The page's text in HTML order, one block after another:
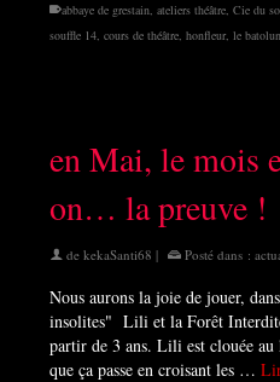
abbaye de grestain, ateliers théâtre, Cie du
souffle 14, cours de théâtre, honfleur, le
en Mai, le mois
on… la preuve !
de kekaSanti68 | Posté dans :
Nous aurons la joie de jouer,
insolites" Lili et la Forêt
partir de 3 ans. Lili est clouée
que ça passe en croisant les …